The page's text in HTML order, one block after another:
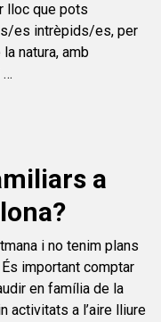
lloc que pots
es intrèpids/es, per
natura, amb
…
a
i no tenim plans
important comptar
en família de la
activitats a l’aire lliure